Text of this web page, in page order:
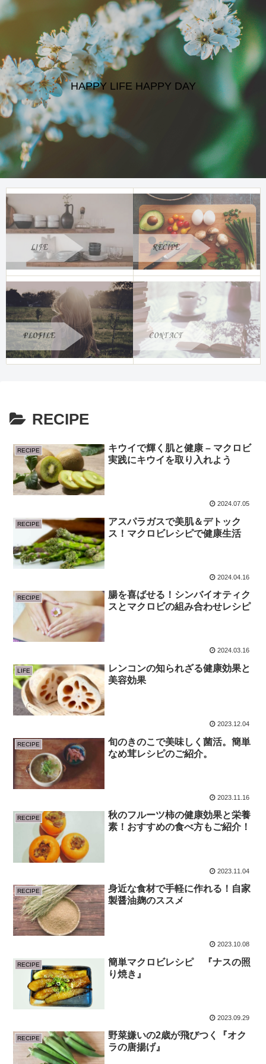
HAPPY LIFE HAPPY DAY
RECIPE
RECIPE
キウイで輝く肌と健康 – マクロビ
実践にキウイを取り入れよう
2024.07.05
RECIPE
アスパラガスで美肌＆デトック
ス！マクロビレシピで健康生活
2024.04.16
RECIPE
腸を喜ばせる！シンバイオティク
スとマクロビの組み合わせレシピ
2024.03.16
LIFE
レンコンの知られざる健康効果と
美容効果
2023.12.04
RECIPE
旬のきのこで美味しく菌活。簡単
なめ茸レシピのご紹介。
2023.11.16
RECIPE
秋のフルーツ柿の健康効果と栄養
素！おすすめの食べ方もご紹介！
2023.11.04
RECIPE
身近な食材で手軽に作れる！自家
製醤油麹のススメ
2023.10.08
RECIPE
簡単マクロビレシピ 『ナスの照
り焼き』
2023.09.29
RECIPE
野菜嫌いの2歳が飛びつく『オク
ラの唐揚げ』